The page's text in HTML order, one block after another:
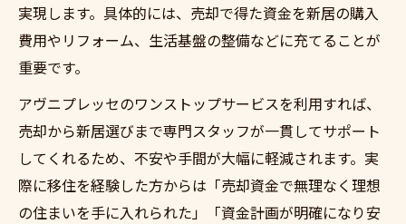
実現します。具体的には、売却で得た資金を新居の購入
費用やリフォーム、生活基盤の整備などに充てることが
重要です。
アヴニプレッセのワンストップサービスを利用すれば、
売却から新居選びまで専門スタッフが一貫してサポート
してくれるため、不安や手間が大幅に軽減されます。実
際に移住を経験した方からは「売却資金で無理なく理想
の住まいを手に入れられた」「資金計画が明確になり安